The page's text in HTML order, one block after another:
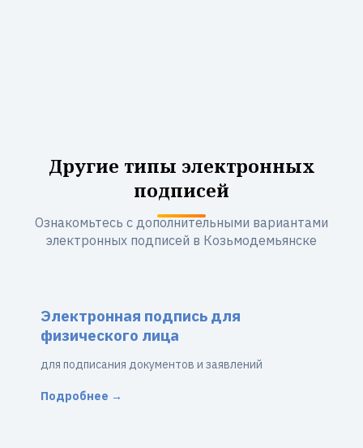
Другие типы электронных
подписей
Ознакомьтесь с дополнительными вариантами
электронных подписей в Козьмодемьянске
Электронная подпись для
физического лица
для подписания документов и заявлений
Подробнее →